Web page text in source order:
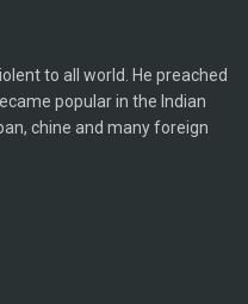
to all world. He preached
popular in the Indian
chine and many foreign